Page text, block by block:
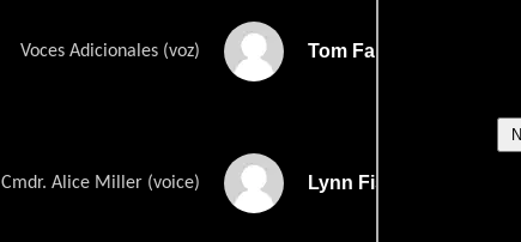
Voces Adicionales (voz) Tom Fahn
Cmdr. Alice Miller (voice) Lynn Fischer